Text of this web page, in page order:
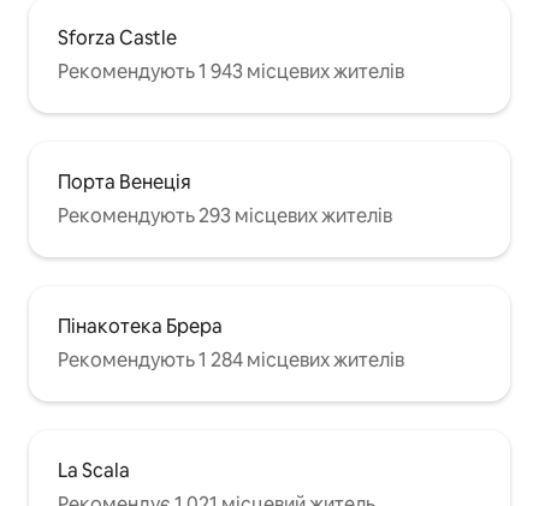
Sforza Castle
Рекомендують 1 943 місцевих жителів
Порта Венеція
Рекомендують 293 місцевих жителів
Пінакотека Брера
Рекомендують 1 284 місцевих жителів
La Scala